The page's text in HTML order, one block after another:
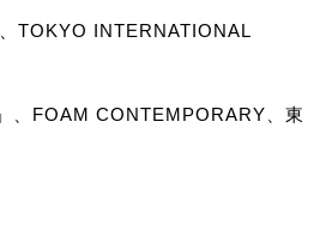
TOKYO INTERNATIONAL
、FOAM CONTEMPORARY、東